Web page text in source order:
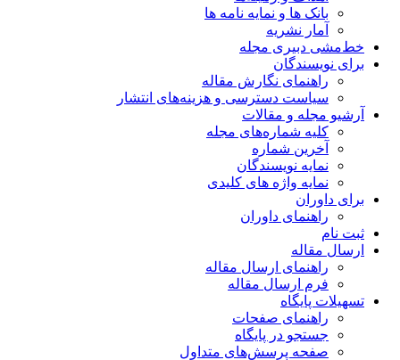
بانک ها و نمایه نامه ها
آمار نشریه
خط‌مشی دبیری مجله
برای نویسندگان
راهنمای نگارش مقاله
سیاست دسترسی و هزینه‌های انتشار
آرشیو مجله و مقالات
کلیه شماره‌های مجله
آخرین شماره
نمایه نویسندگان
نمایه واژه های کلیدی
برای داوران
راهنمای داوران
ثبت نام
ارسال مقاله
راهنمای ارسال مقاله
فرم ارسال مقاله
تسهیلات پایگاه
راهنمای صفحات
جستجو در پایگاه
صفحه پرسش‌های متداول